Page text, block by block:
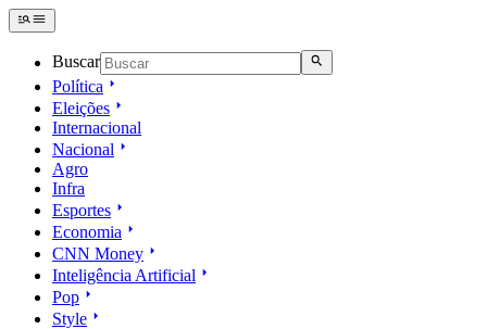
Buscar
Política
Eleições
Internacional
Nacional
Agro
Infra
Esportes
Economia
CNN Money
Inteligência Artificial
Pop
Style